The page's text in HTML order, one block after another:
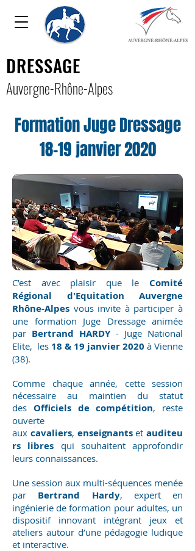
DRESSAGE
Auvergne-Rhône-Alpes
Formation Juge Dressage
18-19 janvier 2020
C’est avec plaisir que le Comité
Régional d'Equitation Auvergne
Rhône-Alpes vous invite à participer à
une formation Juge Dressage animée
par Bertrand HARDY- Juge National
Elite, les 18 & 19 janvier 2020 à Vienne
(38).
Comme chaque année, cette session
nécessaire au maintien du statut
des Officiels de compétition, reste
ouverte
aux cavaliers, enseignantset auditeu
rs libres qui souhaitent approfondir
leurs connaissances.
Une session aux multi-séquences menée
par Bertrand Hardy, expert en
ingénierie de formation pour adultes, un
dispositif innovant intégrant jeux et
ateliers autour d’une pédagogie ludique
et interactive.